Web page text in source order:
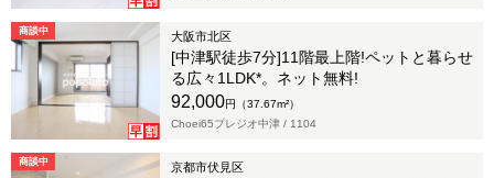
商談中 大阪市北区
[中津駅徒歩7分]11階最上階!ペットと暮らせ
る広々1LDK*。ネット無料!
92,000円（37.67m²）
Choei65プレジオ中津 / 1104
商談中 京都市伏見区